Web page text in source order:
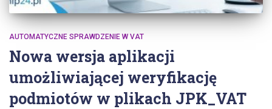
AUTOMATYCZNE SPRAWDZENIE W VAT
Nowa wersja aplikacji
umożliwiającej weryfikację
podmiotów w plikach JPK_VAT